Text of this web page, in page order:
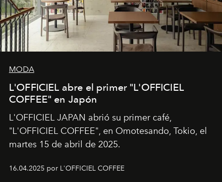
MODA
L'OFFICIEL abre el primer "L'OFFICIEL
COFFEE" en Japón
L'OFFICIEL JAPAN abrió su primer café,
"L'OFFICIEL COFFEE", en Omotesando, Tokio, el
martes 15 de abril de 2025.
16.04.2025 por L'OFFICIEL COFFEE